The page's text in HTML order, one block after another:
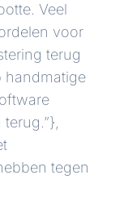
Veel
voor
terug
handmatige
tegen